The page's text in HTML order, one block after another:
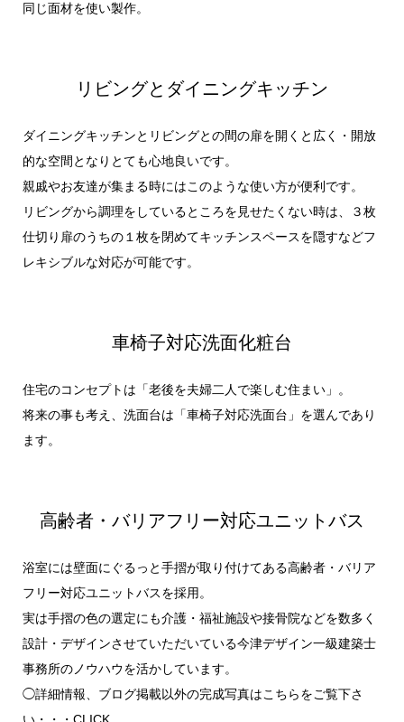
同じ面材を使い製作。
リビングとダイニングキッチン
ダイニングキッチンとリビングとの間の扉を開くと広く・開放
的な空間となりとても心地良いです。
親戚やお友達が集まる時にはこのような使い方が便利です。
リビングから調理をしているところを見せたくない時は、３枚
仕切り扉のうちの１枚を閉めてキッチンスペースを隠すなどフ
レキシブルな対応が可能です。
車椅子対応洗面化粧台
住宅のコンセプトは「老後を夫婦二人で楽しむ住まい」。
将来の事も考え、洗面台は「車椅子対応洗面台」を選んであり
ます。
高齢者・バリアフリー対応ユニットバス
浴室には壁面にぐるっと手摺が取り付けてある高齢者・バリア
フリー対応ユニットバスを採用。
実は手摺の色の選定にも介護・福祉施設や接骨院などを数多く
設計・デザインさせていただいている今津デザイン一級建築士
事務所のノウハウを活かしています。
◯詳細情報、ブログ掲載以外の完成写真はこちらをご覧下さ